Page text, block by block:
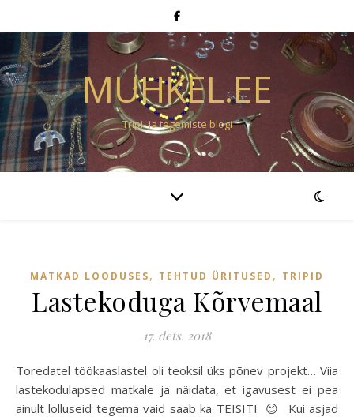
MUHKEL.EE
Tripi- ja tegemiste blogi
MATKAD LOODUSES, TEHTUD ÜRITUSED , TRIPID
Lastekoduga Kõrvemaal
17. dets. 2018
Toredatel töökaaslastel oli teoksil üks põnev projekt… Viia
lastekodulapsed matkale ja näidata, et igavusest ei pea
ainult lolluseid tegema vaid saab ka TEISITI 😉 Kui asjad